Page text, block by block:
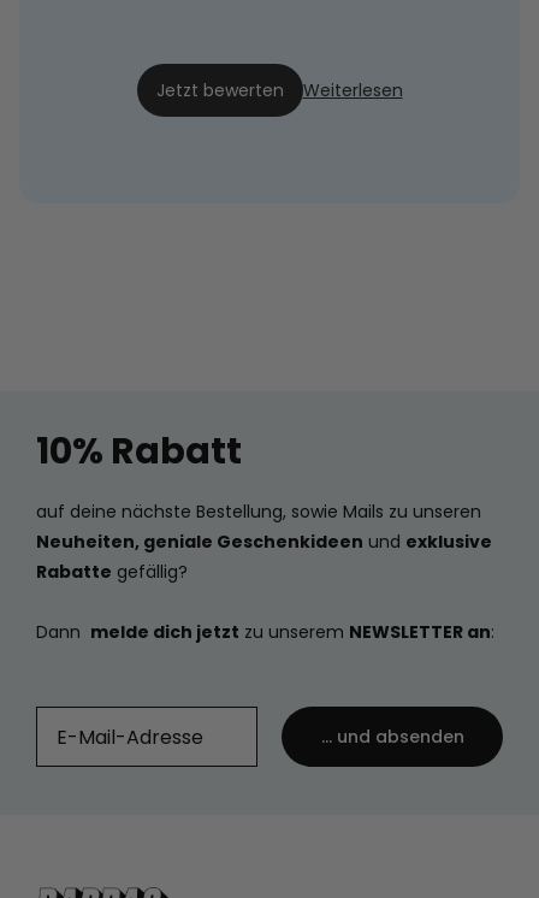
Jetzt bewerten Weiterlesen
10% Rabatt
auf deine nächste Bestellung, sowie Mails zu unseren
Neuheiten, geniale Geschenkideen und exklusive
Rabatte gefällig?
Dann melde dich jetzt zu unserem NEWSLETTER an:
... und absenden